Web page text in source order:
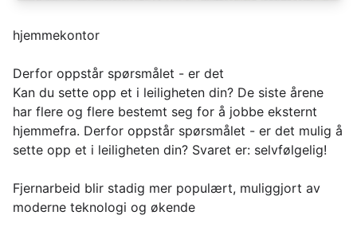
hjemmekontor
Derfor oppstår spørsmålet - er det
Kan du sette opp et i leiligheten din? De siste årene
har flere og flere bestemt seg for å jobbe eksternt
hjemmefra. Derfor oppstår spørsmålet - er det mulig å
sette opp et i leiligheten din? Svaret er: selvfølgelig!
Fjernarbeid blir stadig mer populært, muliggjort av
moderne teknologi og økende